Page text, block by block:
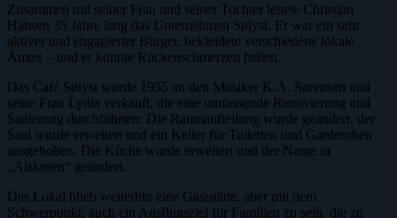
Zusammen mit seiner Frau und seiner Tochter leitete Christian
Hansen 35 Jahre lang das Unternehmen Sølyst. Er war ein sehr
aktiver und engagierter Bürger, bekleidete verschiedene lokale
Ämter – und er konnte Rückenschmerzen heilen.
Das Café Sølyst wurde 1955 an den Musiker K.A. Sørensen und
seine Frau Lydia verkauft, die eine umfassende Renovierung und
Sanierung durchführten: Die Raumaufteilung wurde geändert, der
Saal wurde erweitert und ein Keller für Toiletten und Garderoben
ausgehoben. Die Küche wurde erweitert und der Name in
„Alskroen“ geändert.
Das Lokal blieb weiterhin eine Gaststätte, aber mit dem
Schwerpunkt, auch ein Ausflugsziel für Familien zu sein, die zu